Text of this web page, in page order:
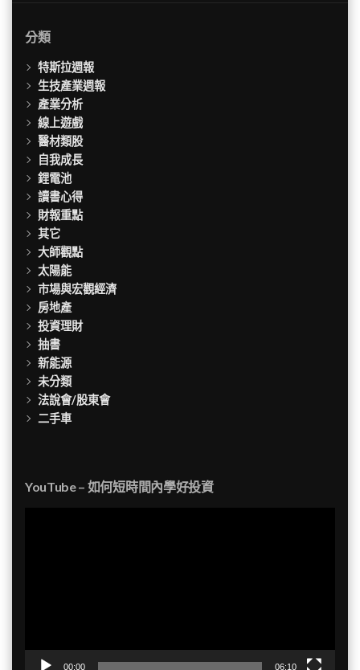
分類
特斯拉週報
生技產業週報
產業分析
線上遊戲
醫材類股
自我成長
鋰電池
讀書心得
財報重點
其它
大師觀點
太陽能
市場與宏觀經濟
房地產
投資理財
抽書
新能源
未分類
法說會/股東會
二手車
YouTube – 如何短時間內學好投資
00:00 06:10